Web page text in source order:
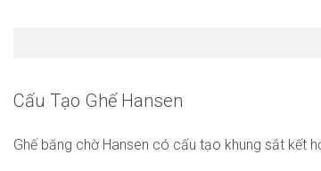
Cấu Tạo Ghế Hansen
Ghế băng chờ Hansen có cấu tạo khung sắt kết